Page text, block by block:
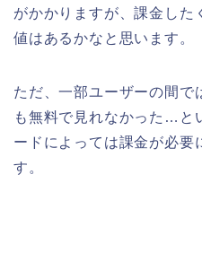
がかかりますが、課金した
値はあるかなと思います。
ただ、一部ユーザーの間で
も無料で見れなかった…と
ードによっては課金が必要
す。